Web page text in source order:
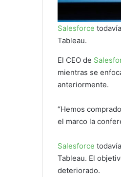
Salesforce
Tableau.
El CEO de
mientras se
anteriormente.
“Hemos
el marco la
Salesforce
Tableau. El
deteriorado.